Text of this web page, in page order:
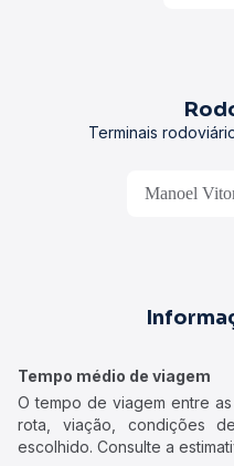
Terminais
Manoel
Tempo médio de viagem
O tempo de viagem entre
rota, viação, condições
escolhido. Consulte a